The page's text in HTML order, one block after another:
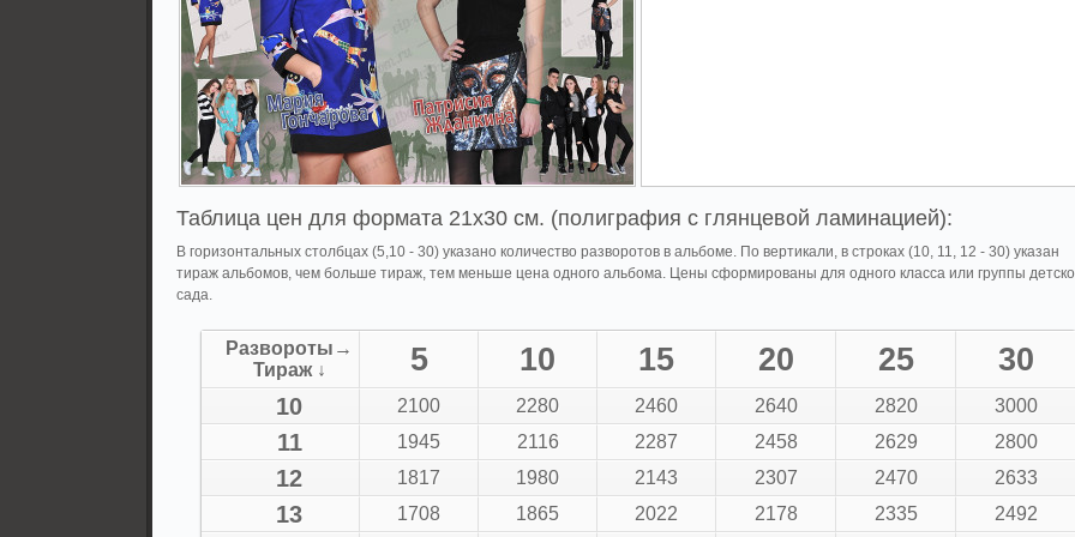
Таблица цен для формата 21x30 см. (полиграфия с глянцевой ламинацией):
В горизонтальных столбцах (5,10 - 30) указано количество разворотов в альбоме. По вертикали, в строках (10, 11, 12 - 30) указан
тираж альбомов, чем больше тираж, тем меньше цена одного альбома. Цены сформированы для одного класса или группы
сада.
Развороты→
Тираж ↓
5 10 15 20 25 30
10 2100 2280 2460 2640 2820 3000
11 1945 2116 2287 2458 2629 2800
12 1817 1980 2143 2307 2470 2633
13 1708 1865 2022 2178 2335 2492